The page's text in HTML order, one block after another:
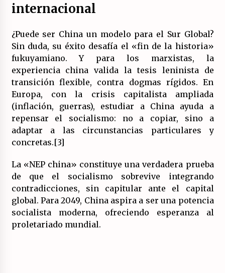
internacional
¿Puede ser China un modelo para el Sur Global?
Sin duda, su éxito desafía el «fin de la historia»
fukuyamiano. Y para los marxistas, la
experiencia china valida la tesis leninista de
transición flexible, contra dogmas rígidos. En
Europa, con la crisis capitalista ampliada
(inflación, guerras), estudiar a China ayuda a
repensar el socialismo: no a copiar, sino a
adaptar a las circunstancias particulares y
concretas.[3]
La «NEP china» constituye una verdadera prueba
de que el socialismo sobrevive integrando
contradicciones, sin capitular ante el capital
global. Para 2049, China aspira a ser una potencia
socialista moderna, ofreciendo esperanza al
proletariado mundial.